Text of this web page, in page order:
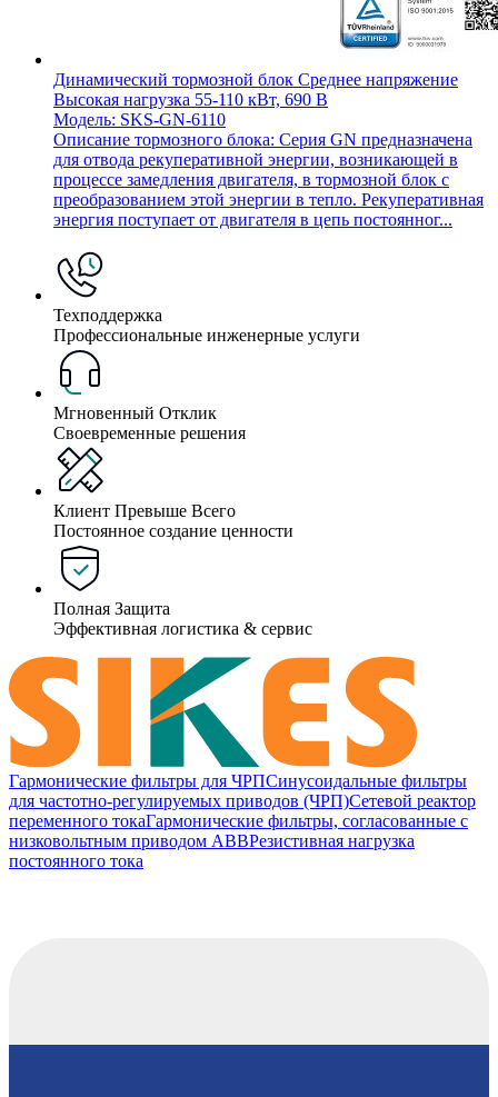
Динамический тормозной блок Среднее напряжение
Высокая нагрузка 55-110 кВт, 690 В
Модель: SKS-GN-6110
Описание тормозного блока: Серия GN предназначена
для отвода рекуперативной энергии, возникающей в
процессе замедления двигателя, в тормозной блок с
преобразованием этой энергии в тепло. Рекуперативная
энергия поступает от двигателя в цепь постоянног...
Техподдержка
Профессиональные инженерные услуги
Мгновенный Отклик
Своевременные решения
Клиент Превыше Всего
Постоянное создание ценности
Полная Защита
Эффективная логистика & сервис
Гармонические фильтры для ЧРПСинусоидальные фильтры
для частотно-регулируемых приводов (ЧРП)Сетевой реактор
переменного токаГармонические фильтры, согласованные с
низковольтным приводом ABBРезистивная нагрузка
постоянного тока